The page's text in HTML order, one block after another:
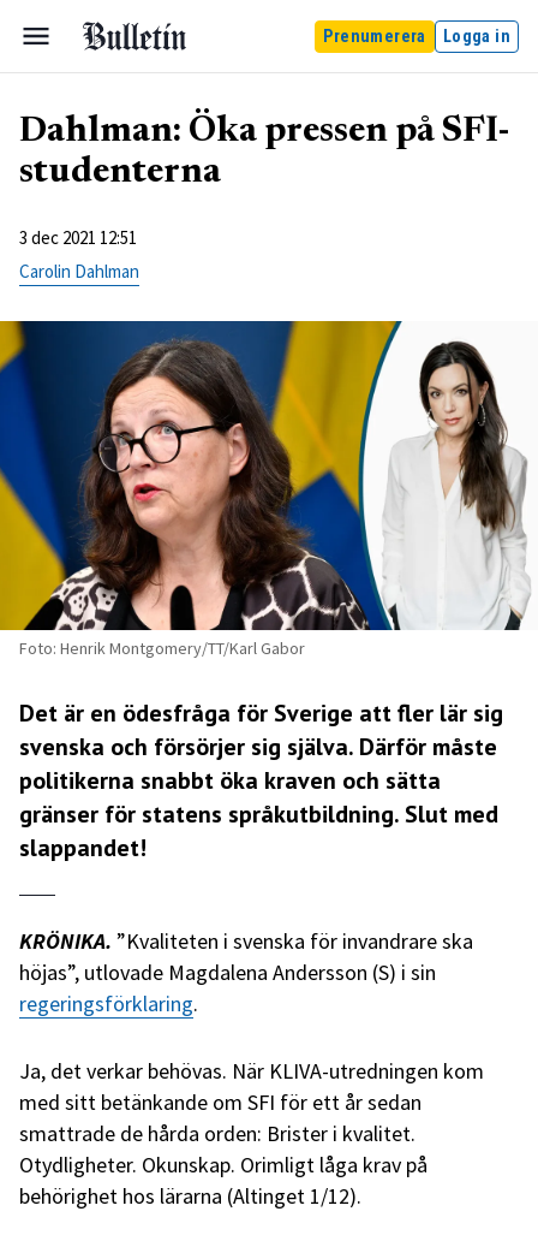
Prenumerera Logga in
Dahlman: Öka pressen på SFI-
studenterna
3 dec 2021 12:51
Carolin Dahlman
Foto: Henrik Montgomery/TT/Karl Gabor
Det är en ödesfråga för Sverige att fler lär sig
svenska och försörjer sig själva. Därför måste
politikerna snabbt öka kraven och sätta
gränser för statens språkutbildning. Slut med
slappandet!
KRÖNIKA. ”Kvaliteten i svenska för invandrare ska
höjas”, utlovade Magdalena Andersson (S) i sin
regeringsförklaring.
Ja, det verkar behövas. När KLIVA-utredningen kom
med sitt betänkande om SFI för ett år sedan
smattrade de hårda orden: Brister i kvalitet.
Otydligheter. Okunskap. Orimligt låga krav på
behörighet hos lärarna (Altinget 1/12).